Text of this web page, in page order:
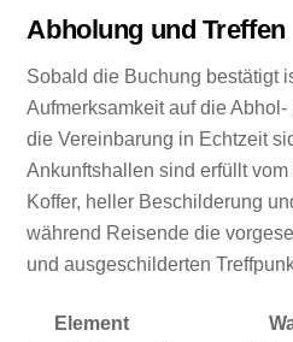
Abholung und Treffen
Sobald die Buchung bestätigt
Aufmerksamkeit auf die
die Vereinbarung in Echtzeit
Ankunftshallen sind erfüllt
Koffer, heller Beschilderung
während Reisende die
und ausgeschilderten
Element